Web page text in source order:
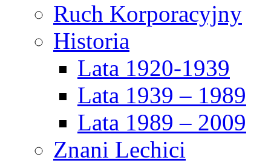
Ruch Korporacyjny
Historia
Lata 1920-1939
Lata 1939 – 1989
Lata 1989 – 2009
Znani Lechici